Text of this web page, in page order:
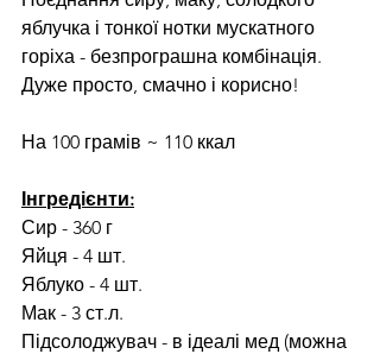
яблучка і тонкої нотки мускатного
горіха - безпрограшна комбінація.
Дуже просто, смачно і корисно!
На 100 грамів ~ 110 ккал
Інгредієнти:
Сир - 360 г
Яйця - 4 шт.
Яблуко - 4 шт.
Мак - 3 ст.л.
Підсолоджувач - в ідеалі мед (можна